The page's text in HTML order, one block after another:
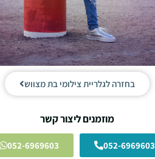
בחזרה לגלריית צילומי בת מצווש
מוזמנים ליצור קשר
052-6969603
052-6969603